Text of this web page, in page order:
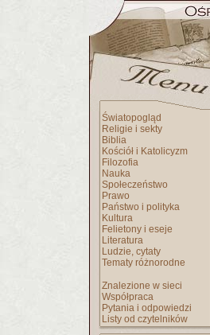
Światopogląd
Religie i sekty
Biblia
Kościół i Katolicyzm
Filozofia
Nauka
Społeczeństwo
Prawo
Państwo i polityka
Kultura
Felietony i eseje
Literatura
Ludzie, cytaty
Tematy różnorodne
Znalezione w sieci
Współpraca
Pytania i odpowiedzi
Listy od czytelników